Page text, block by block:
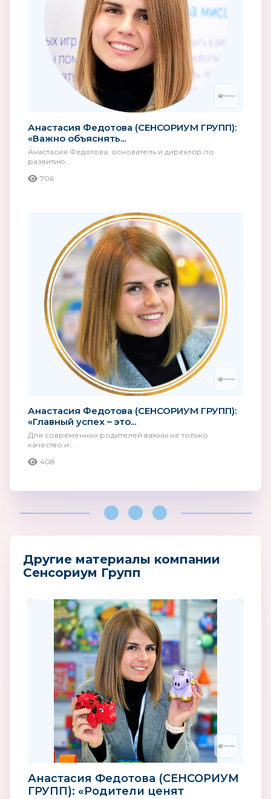
Анастасия Федотова (СЕНСОРИУМ ГРУПП):
«Важно объяснять...
Анастасия Федотова, основатель и директор по
развитию...
706
Анастасия Федотова (СЕНСОРИУМ ГРУПП):
«Главный успех – это...
Для современных родителей важны не только
качество и...
408
Другие материалы компании
Сенсориум Групп
Анастасия Федотова (СЕНСОРИУМ
ГРУПП): «Родители ценят